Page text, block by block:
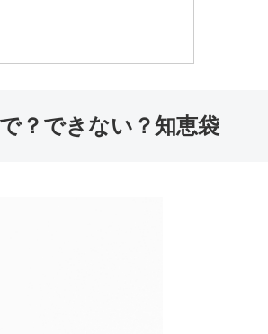
？できない？知恵袋